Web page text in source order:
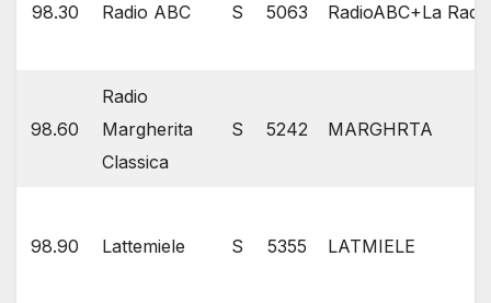
98.30 Radio ABC S 5063 RadioABC+La
98.60
Radio
Margherita
Classica
S 5242 MARGHRTA
98.90 Lattemiele S 5355 LATMIELE